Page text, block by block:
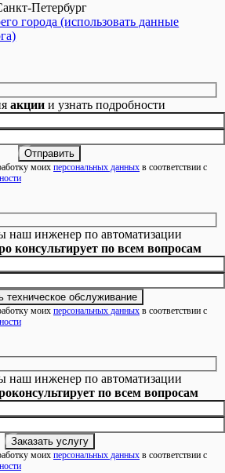
Петербург
города (использовать данные
акции и узнать подробности
моих персональных данных в соответствии с
наш инженер по автоматизации
консультирует по всем вопросам
моих персональных данных в соответствии с
наш инженер по автоматизации
по всем вопросам
моих персональных данных в соответствии с